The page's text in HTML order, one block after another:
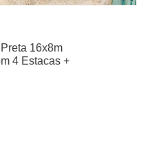
16x8m
4 Estacas +